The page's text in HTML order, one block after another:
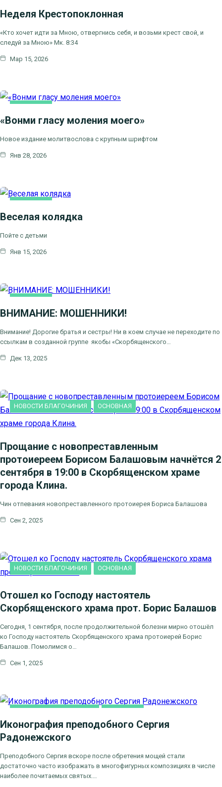
Неделя Крестопоклонная
«Кто хочет идти за Мною, отвергнись себя, и возьми крест свой, и
следуй за Мною» Мк. 8:34
Мар 15, 2026
«Вонми гласу моления моего»
Новое издание молитвослова с крупным шрифтом
Янв 28, 2026
Веселая колядка
Пойте с детьми
Янв 15, 2026
ВНИМАНИЕ: МОШЕННИКИ!
Внимание! Дорогие братья и сестры! Ни в коем случае не переходите по
ссылкам в созданной группе якобы «Скорбященского…
Дек 13, 2025
НОВОСТИ БЛАГОЧИНИЯ ОСНОВНАЯ
Прощание с новопреставленным
протоиереем Борисом Балашовым начнётся 2
сентября в 19:00 в Скорбященском храме
города Клина.
Чин отпевания новопреставленного протоиерея Бориса Балашова
Сен 2, 2025
НОВОСТИ БЛАГОЧИНИЯ ОСНОВНАЯ
Отошел ко Господу настоятель
Скорбященского храма прот. Борис Балашов
Сегодня, 1 сентября, после продолжительной болезни мирно отошёл
ко Господу настоятель Скорбященского храма протоиерей Борис
Балашов. Помолимся о…
Сен 1, 2025
Иконография преподобного Сергия
Радонежского
Преподобного Сергия вскоре после обретения мощей стали
достаточно часто изображать в многофигурных композициях в числе
наиболее почитаемых святых.…